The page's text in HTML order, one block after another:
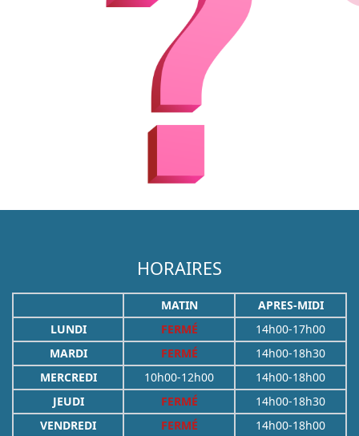
HORAIRES
MATIN
APRES-MIDI
LUNDI
FERMÉ
14h00-17h00
MARDI
FERMÉ
14h00-18h30
MERCREDI
10h00-12h00
14h00-18h00
JEUDI
FERMÉ
14h00-18h30
VENDREDI
FERMÉ 14h00-18h00